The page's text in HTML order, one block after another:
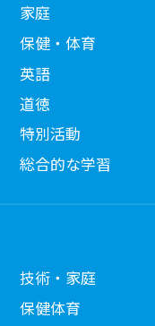
家庭
保健・体育
英語
道徳
特別活動
総合的な学習
技術・家庭
保健体育